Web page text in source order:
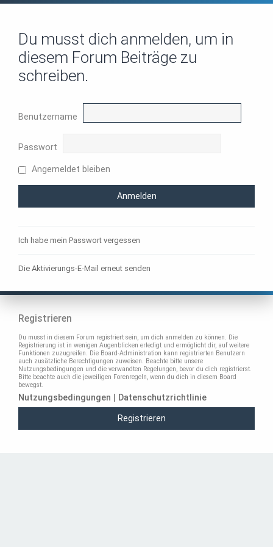
Du musst dich anmelden, um in
diesem Forum Beiträge zu
schreiben.
Benutzername
Passwort
Angemeldet bleiben
Ich habe mein Passwort vergessen
Die Aktivierungs-E-Mail erneut senden
Registrieren
Du musst in diesem Forum registriert sein, um dich anmelden zu können. Die
Registrierung ist in wenigen Augenblicken erledigt und ermöglicht dir, auf weitere
Funktionen zuzugreifen. Die Board-Administration kann registrierten Benutzern
auch zusätzliche Berechtigungen zuweisen. Beachte bitte unsere
Nutzungsbedingungen und die verwandten Regelungen, bevor du dich registrierst.
Bitte beachte auch die jeweiligen Forenregeln, wenn du dich in diesem Board
bewegst.
Nutzungsbedingungen Datenschutzrichtlinie
Registrieren